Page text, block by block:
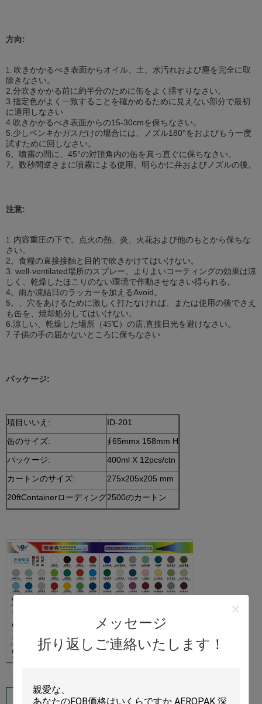
メッセージ
折り返しご連絡いたします！
方向:
1. 吹きかかるべき表面からオイル、土、水汚れおよび塵を完全に取
除きなさい。
2.分吹きかかる前に約半分のために缶をよく揺すりなさい。
3.指定色がよく一致することを確かめるために見えない部分で最初
に適用しなさい
4.吹きかかるべき表面からの15-30cmを保ちなさい。
5.少しペンキかガスだけの場合には、ノズル180°をおよびもう一度
試すために回しなさい。
6。噴霧の間に、45°の対頂角内の缶を真っ直ぐに保ちなさい。
7。数秒間逆さまに噴霧による使用、明らかに弁およびノズルの後。
注意:
1. 内容重圧の下で。点火の熱、炎、火花および他のもとから保ちな
さい。
2。食糧の直接接触と目的で吹きかけてはいけない。
3. well-ventilated場所のスプレー。よりよいコーティングの効果は涼
しく、乾燥したほこりのない環境で作動させなさい得られる。
4。雨か凍結日のラッカーを加えるAvoid。
5。、穴をあけるために激しく打たなければ、または使用の後でさえ
も缶を、焼却処分してはいけない。
6.涼しい、乾燥した場所（45℃ ） の店;直接日光を避けなさい。
7.子供の手の届かないところに保ちなさい
パッケージ:
項目いいえ:
ID-201
缶のサイズ:
∮65mmx 158mm H
パッケージ:
400ml X 12pcs/ctn
カートンのサイズ:
275x205x205 mm
20ftContainerローディング2500のカートン